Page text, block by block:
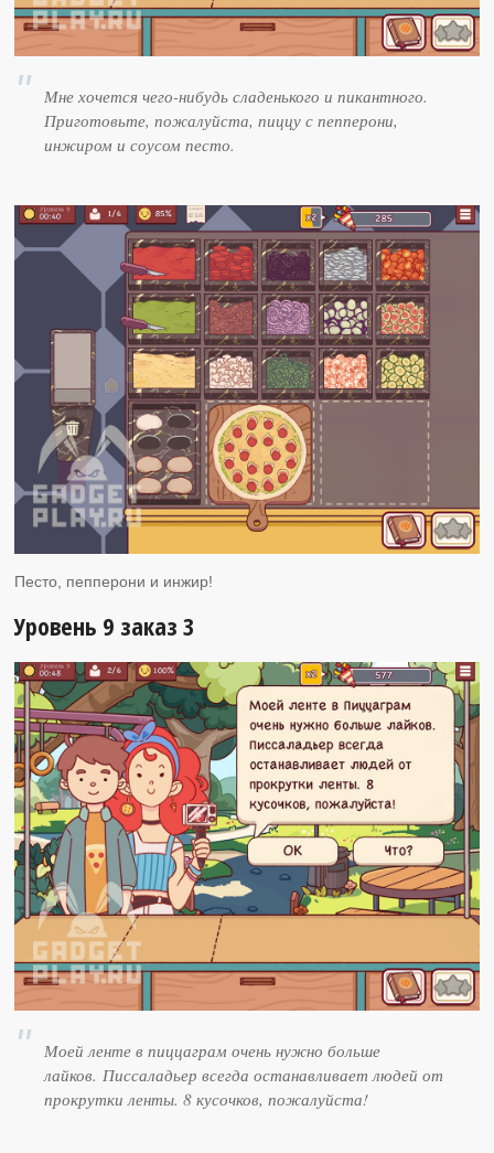
Мне хочется чего-нибудь сладенького и пикантного.
Приготовьте, пожалуйста, пиццу с пепперони,
инжиром и соусом песто.
Песто, пепперони и инжир!
Уровень 9 заказ 3
Моей ленте в пиццаграм очень нужно больше
лайков. Писсаладьер всегда останавливает людей от
прокрутки ленты. 8 кусочков, пожалуйста!